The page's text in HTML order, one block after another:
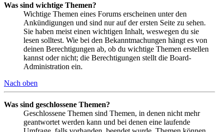
Was sind wichtige Themen?
Wichtige Themen eines Forums erscheinen unter den
Ankündigungen und sind nur auf der ersten Seite zu sehen.
Sie haben meist einen wichtigen Inhalt, weswegen du sie
lesen solltest. Wie bei den Bekanntmachungen hängt es von
deinen Berechtigungen ab, ob du wichtige Themen erstellen
kannst oder nicht; die Berechtigungen stellt die Board-
Administration ein.
Nach oben
Was sind geschlossene Themen?
Geschlossene Themen sind Themen, in denen nicht mehr
geantwortet werden kann und bei denen eine laufende